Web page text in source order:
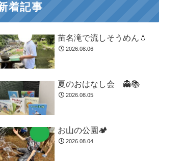
着記事
苗名滝で流しそうめん💧
2026.08.06
夏のおはなし会 👻📚️
2026.08.05
お山の公園🏕️
2026.08.04